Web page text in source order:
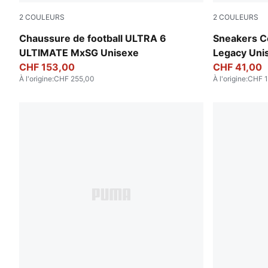
2 COULEURS
Chaussure de football ULTRA 6
ULTIMATE MxSG Unisexe
Icy Blue-PUMA White-Blue Jewel
CHF 153,00
À l'origine:CHF 255,00
2 COULEURS
Sneakers
Legacy
Blue Jewel
CHF 41,00
À l'origine:CHF